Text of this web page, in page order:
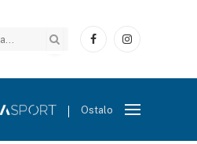
FacebookInstagram
Ostalo